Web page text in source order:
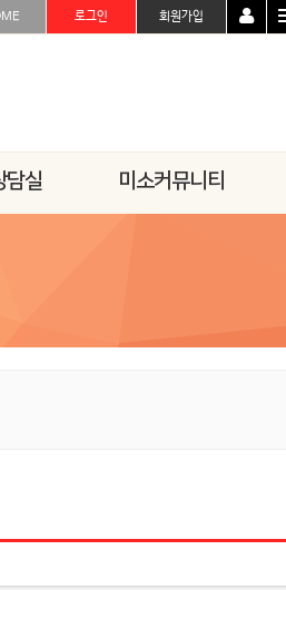
로그인 회원가입
담실 미소커뮤니티